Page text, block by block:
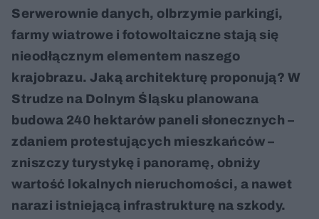
Serwerownie danych, olbrzymie parkingi,
farmy wiatrowe i fotowoltaiczne stają się
nieodłącznym elementem naszego
krajobrazu. Jaką architekturę proponują? W
Strudze na Dolnym Śląsku planowana
budowa 240 hektarów paneli słonecznych –
zdaniem protestujących mieszkańców –
zniszczy turystykę i panoramę, obniży
wartość lokalnych nieruchomości, a nawet
narazi istniejącą infrastrukturę na szkody.